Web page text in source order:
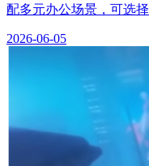
配多元办公场景，可选择
2026-06-05